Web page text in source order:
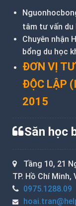
tâm tư vấn
Chuyên nhận
bổng du học
ĐƠN VỊ TƯ
ĐỘC LẬP
2015
Săn học
Tầng 10, 21
TP. Hồ Chí Minh,
0975.1288.09